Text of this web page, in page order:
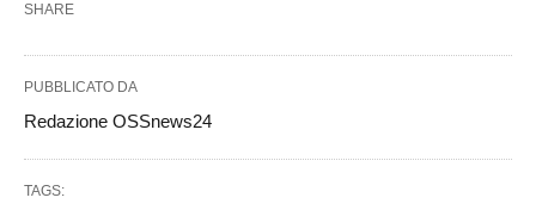
SHARE
PUBBLICATO DA
Redazione OSSnews24
TAGS: